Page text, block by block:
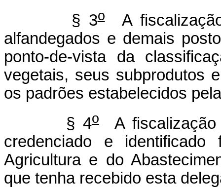
§ 3oA fiscalização
alfandegados e demais
ponto-de-vista da
vegetais, seus subprodutos
os padrões estabelecidos
§ 4oA fiscalização
credenciado e identificado
Agricultura e do
que tenha recebido esta